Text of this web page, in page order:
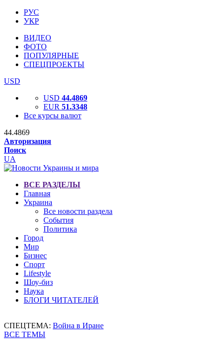
РУС
УКР
ВИДЕО
ФОТО
ПОПУЛЯРНЫЕ
СПЕЦПРОЕКТЫ
USD
USD 44.4869
EUR 51.3348
Все курсы валют
44.4869
Авторизация
Поиск
UA
ВСЕ РАЗДЕЛЫ
Главная
Украина
Все новости раздела
События
Политика
Город
Мир
Бизнес
Спорт
Lifestyle
Шоу-биз
Наука
БЛОГИ ЧИТАТЕЛЕЙ
СПЕЦТЕМА: Война в Иране
ВСЕ ТЕМЫ